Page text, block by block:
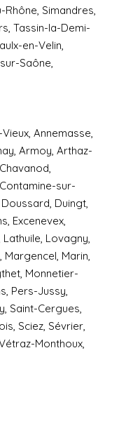
Simandres,
Tassin-la-Demi-
en-Velin,
Saône,
Annemasse,
Armoy, Arthaz-
sur-
Duingt,
Excenevex,
Lathuile, Lovagny,
Margencel, Marin,
Monnetier-
Pers-Jussy,
Saint-Cergues,
Sciez, Sévrier,
Monthoux,